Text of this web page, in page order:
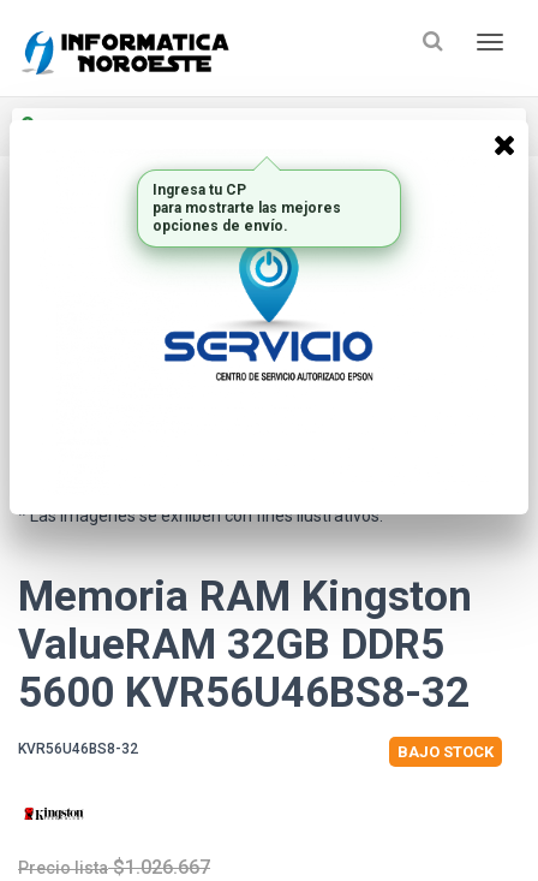
Componentes Oem_2 Memorias Valueram
* Las imágenes se exhiben con fines ilustrativos.
Memoria RAM Kingston
ValueRAM 32GB DDR5
5600 KVR56U46BS8-32
KVR56U46BS8-32 BAJO STOCK
Precio lista $1.026.667
Ingresa tu CP
para mostrarte las mejores
opciones de envío.